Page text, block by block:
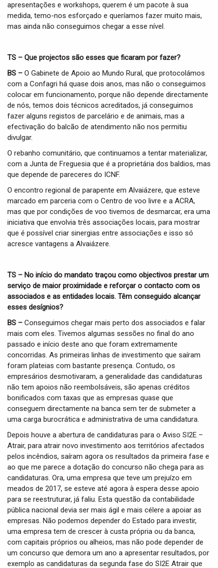
apresentações e workshops, querem é um pacote à sua
medida, temo-nos esforçado e queríamos fazer muito mais,
mas ainda não conseguimos chegar a esse nível.
TS – Que projectos são esses que ficaram por fazer?
BS – O Gabinete de Apoio ao Mundo Rural, que protocolámos
com a Confagri há quase dois anos, mas não o conseguimos
colocar em funcionamento, porque não depende directamente
de nós, temos dois técnicos acreditados, já conseguimos
fazer alguns registos de parcelário e de animais, mas a
efectivação do balcão de atendimento não nos permitiu
divulgar.
O rebanho comunitário, que continuamos a tentar materializar,
com a Junta de Freguesia que é a proprietária dos baldios, mas
que depende de pareceres do ICNF.
O encontro regional de parapente em Alvaiázere, que esteve
marcado em parceria com o Centro de voo livre e a ACRA,
mas que por condições de voo tivemos de desmarcar, era uma
iniciativa que envolvia três associações locais, para mostrar
que é possível criar sinergias entre associações e isso só
acresce vantagens a Alvaiázere.
TS – No início do mandato traçou como objectivos prestar um
serviço de maior proximidade e reforçar o contacto com os
associados e as entidades locais. Têm conseguido alcançar
esses desígnios?
BS – Conseguimos chegar mais perto dos associados e falar
mais com eles. Tivemos algumas sessões no final do ano
passado e início deste ano que foram extremamente
concorridas. As primeiras linhas de investimento que saíram
foram plateias com bastante presença. Contudo, os
empresários desmotivaram, a generalidade das candidaturas
não tem apoios não reembolsáveis, são apenas créditos
bonificados com taxas que as empresas quase que
conseguem directamente na banca sem ter de submeter a
uma carga burocrática e administrativa de uma candidatura.
Depois houve a abertura de candidaturas para o Aviso SI2E –
Atrair, para atrair novo investimento aos territórios afectados
pelos incêndios, saíram agora os resultados da primeira fase e
ao que me parece a dotação do concurso não chega para as
candidaturas. Ora, uma empresa que teve um prejuízo em
meados de 2017, se esteve até agora à espera desse apoio
para se reestruturar, já faliu. Esta questão da contabilidade
pública nacional devia ser mais ágil e mais célere a apoiar as
empresas. Não podemos depender do Estado para investir,
uma empresa tem de crescer à custa própria ou da banca,
com capitais próprios ou alheios, mas não pode depender de
um concurso que demora um ano a apresentar resultados, por
exemplo as candidaturas da segunda fase do SI2E Atrair que